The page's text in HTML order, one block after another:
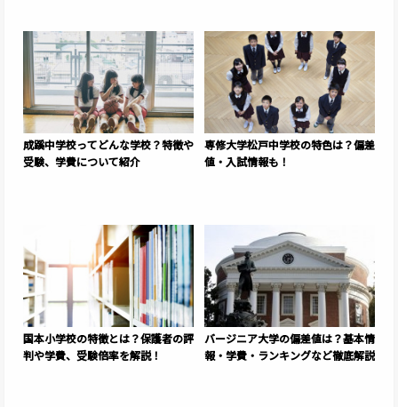
成蹊中学校ってどんな学校？特徴や
受験、学費について紹介
専修大学松戸中学校の特色は？偏差
値・入試情報も！
国本小学校の特徴とは？保護者の評
判や学費、受験倍率を解説！
バージニア大学の偏差値は？基本情
報・学費・ランキングなど徹底解説